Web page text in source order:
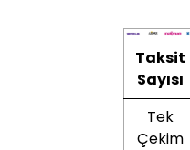
Taksit
Sayısı
Tek
Çekim